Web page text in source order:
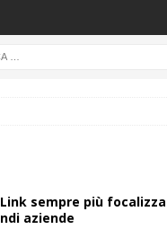
sempre più
aziende